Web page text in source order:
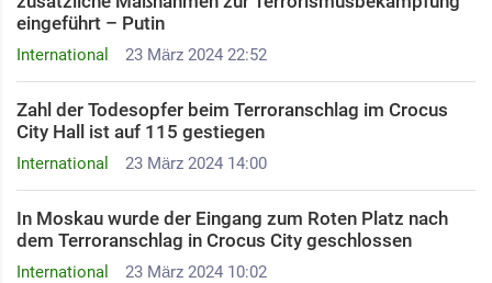
International 23 März 2024 22:52
eingeführt – Putin
International 23 März 2024 14:00
Zahl der Todesopfer beim Terroranschlag im Crocus
City Hall ist auf 115 gestiegen
International 23 März 2024 10:02
In Moskau wurde der Eingang zum Roten Platz nach
dem Terroranschlag in Crocus City geschlossen